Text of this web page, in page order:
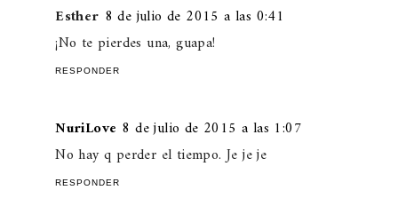
Esther 8 de julio de 2015 a las 0:41
¡No te pierdes una, guapa!
RESPONDER
NuriLove 8 de julio de 2015 a las 1:07
No hay q perder el tiempo. Je je je
RESPONDER